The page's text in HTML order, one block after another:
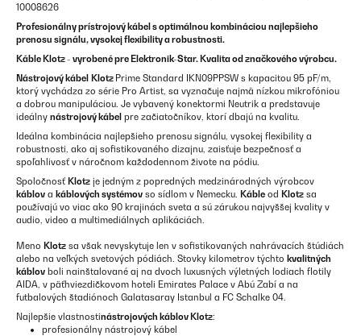
10008626
Profesionálny prístrojový kábel s optimálnou kombináciou najlepšieho
prenosu signálu, vysokej flexibility a robustnosti.
Káble Klotz - vyrobené pre Elektronik-Star. Kvalita od značkového výrobcu.
Nástrojový kábel Klotz Prime Standard IKN09PPSW s kapacitou 95 pF/m,
ktorý vychádza zo série Pro Artist, sa vyznačuje najmä nízkou mikrofóniou
a dobrou manipuláciou. Je vybavený konektormi Neutrik a predstavuje
ideálny nástrojový kábel pre začiatočníkov, ktorí dbajú na kvalitu.
Ideálna kombinácia najlepšieho prenosu signálu, vysokej flexibility a
robustnosti, ako aj sofistikovaného dizajnu, zaisťuje bezpečnosť a
spoľahlivosť v náročnom každodennom živote na pódiu.
Spoločnosť Klotz je jedným z popredných medzinárodných výrobcov
káblov a káblových systémov so sídlom v Nemecku. Káble od Klotz sa
používajú vo viac ako 90 krajinách sveta a sú zárukou najvyššej kvality v
audio, video a multimediálnych aplikáciách.
Meno Klotz sa však nevyskytuje len v sofistikovaných nahrávacích štúdiách
alebo na veľkých svetových pódiách. Stovky kilometrov týchto kvalitných
káblov boli nainštalované aj na dvoch luxusných výletných lodiach flotily
AIDA, v päťhviezdičkovom hoteli Emirates Palace v Abú Zabí a na
futbalových štadiónoch Galatasaray Istanbul a FC Schalke 04.
Najlepšie vlastnostinástrojových káblov Klotz:
profesionálny nástrojový kábel